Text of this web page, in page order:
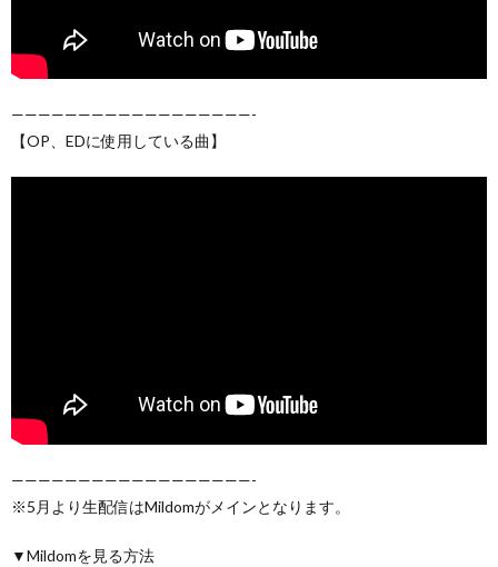
——————————————————-
【OP、EDに使用している曲】
——————————————————-
※5月より生配信はMildomがメインとなります。
▼Mildomを見る方法